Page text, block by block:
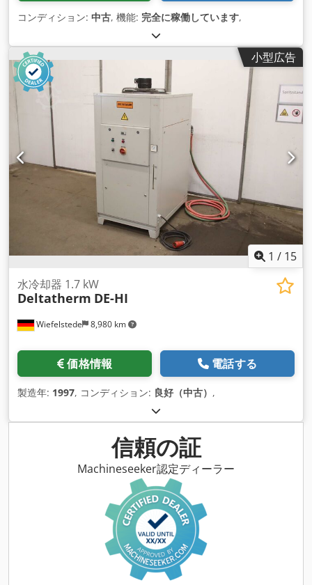
コンディション: 中古, 機能: 完全に稼働しています,
小型広告
1 / 15
Wiefelstede 8,980 km
水冷却器 1.7 kW
Deltatherm DE-HI
価格情報 電話する
製造年: 1997, コンディション: 良好（中古） ,
信頼の証
Machineseeker認定ディーラー